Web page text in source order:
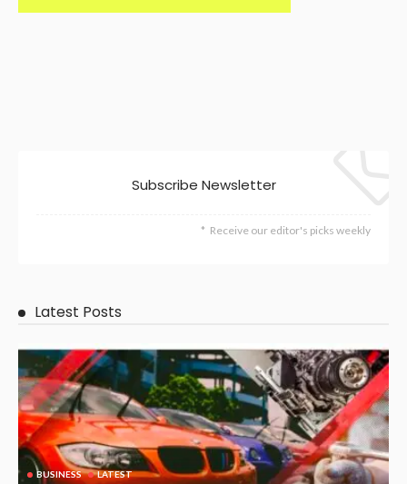
Subscribe Newsletter
Receive our editor's picks weekly
Latest Posts
BUSINESS LATEST